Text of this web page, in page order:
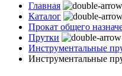
Главная
Каталог
Прокат общего
Прутки
Инструментальные
Инструментальные